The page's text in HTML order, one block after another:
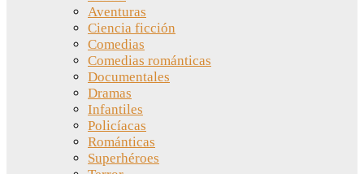
Aventuras
Ciencia ficción
Comedias
Comedias románticas
Documentales
Dramas
Infantiles
Policíacas
Románticas
Superhéroes